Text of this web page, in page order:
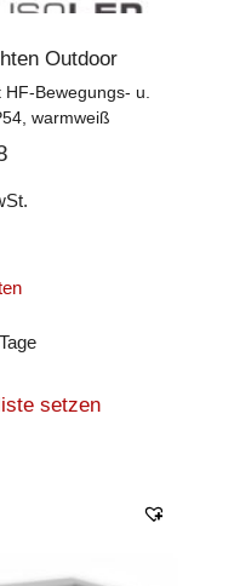
Outdoor
Bewegungs- u.
warmweiß
setzen